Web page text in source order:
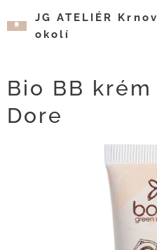
JG ATELIÉR
okolí
Bio BB
Dore